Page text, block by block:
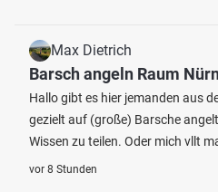
Max Dietrich
Barsch angeln Raum
Hallo gibt es hier jemanden aus
gezielt auf (große) Barsche
Wissen zu teilen. Oder mich vllt
vor 8 Stunden